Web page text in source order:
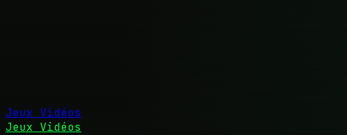
Jeux Vidéos
Jeux Vidéos